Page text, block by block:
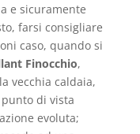
e sicuramente
farsi consigliare
caso, quando si
Finocchio,
vecchia caldaia,
di vista
evoluta;